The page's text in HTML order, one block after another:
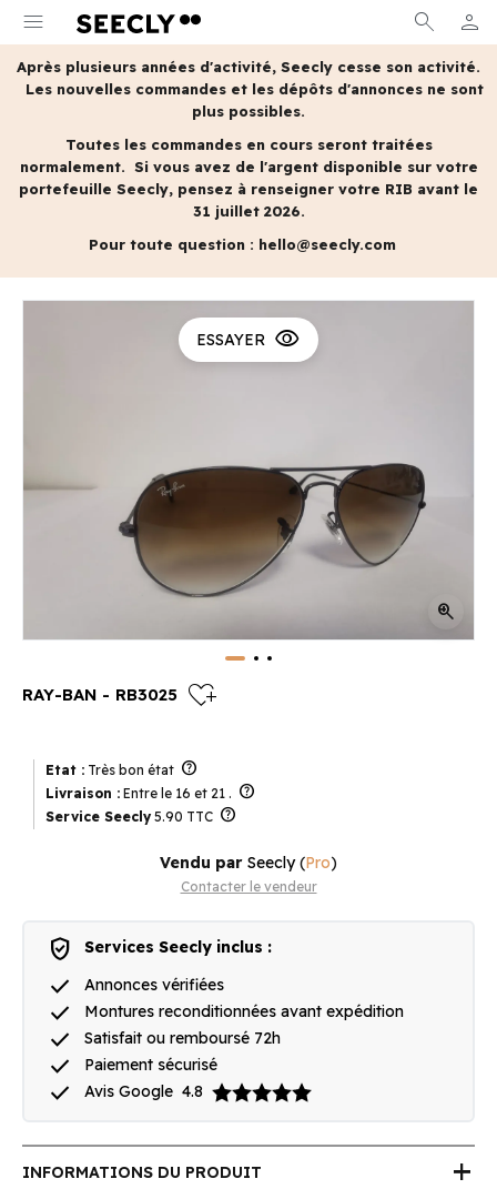
menu search person
MON
Après plusieurs années d'activité, Seecly cesse son activité.
Les nouvelles commandes et les dépôts d'annonces ne sont
plus possibles.
Toutes les commandes en cours seront traitées
normalement. Si vous avez de l'argent disponible sur votre
portefeuille Seecly, pensez à renseigner votre RIB avant le
31 juillet 2026.
Pour toute question : hello@seecly.com
zoom_in
ESSAYER visibility
RAY-BAN - RB3025 heart_plus
Etat : Très bon état help
Livraison : Entre le 16 et 21 . help
Service Seecly 5.90 TTC help
Vendu par Seecly(Pro)
Contacter le vendeur
verified_user Services Seecly inclus :
done Annonces vérifiées
done Montures reconditionnées avant expédition
done Satisfait ou remboursé 72h
done Paiement sécurisé
done Avis Google 4.8
INFORMATIONS DU PRODUIT add